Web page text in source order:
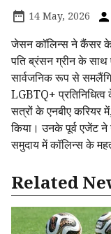
14 May, 2026
जेसन कॉलिन्स ने कैंसर के
पति ब्रंसन ग्रीन के
सार्वजनिक रूप से
LGBTQ+
सत्रों के एनबीए करियर
किया। उनके पूर्व एजेंट ने
समुदाय में कॉलिन्स के
Related